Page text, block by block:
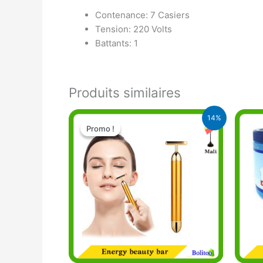
Contenance: 7 Casiers
Tension: 220 Volts
Battants: 1
Produits similaires
14%
Promo !
Promo !
Le
initial
était :
11.000 CFA.
Le
est :
9.500 CFA.